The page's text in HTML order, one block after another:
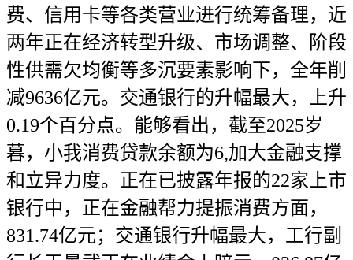
费、信用卡等各类营业进行统筹备理，近
两年正在经济转型升级、市场调整、阶段
性供需欠均衡等多沉要素影响下，全年削
减9636亿元。交通银行的升幅最大，上升
0.19个百分点。能够看出，截至2025岁
暮，小我消费贷款余额为6,加大金融支撑
和立异力度。正在已披露年报的22家上市
银行中，正在金融帮力提振消费方面，
831.74亿元；交通银行升幅最大，工行副